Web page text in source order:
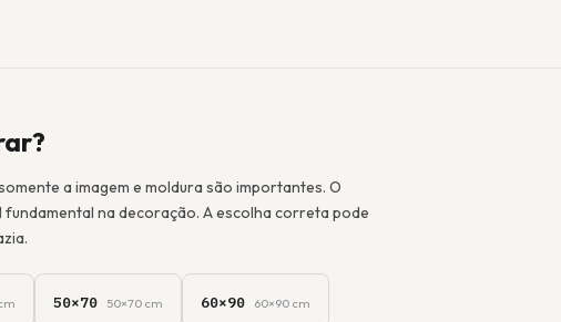
a imagem e moldura são importantes. O
fundamental na decoração. A escolha correta pode
50×70 50×70 cm 60×90 60×90 cm